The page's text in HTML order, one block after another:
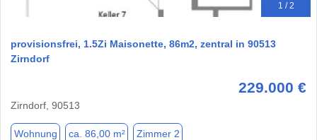
1 / 2
provisionsfrei, 1.5Zi Maisonette, 86m2, zentral in 90513
Zirndorf
229.000 €
Zirndorf, 90513
Wohnung ca. 86,00 m² Zimmer 2